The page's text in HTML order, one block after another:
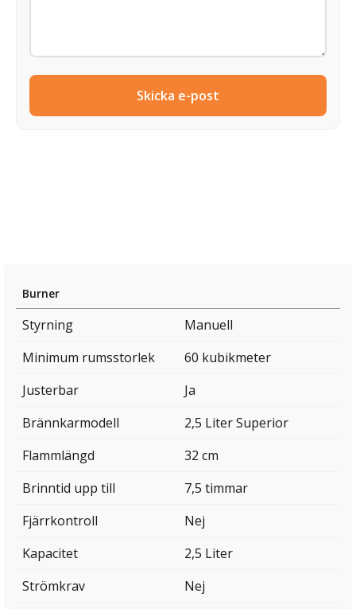
Skicka e-post
Burner
Styrning
Manuell
Minimum rumsstorlek
60 kubikmeter
Justerbar
Ja
Brännkarmodell
2,5 Liter Superior
Flammlängd
32 cm
Brinntid upp till
7,5 timmar
Fjärrkontroll
Nej
Kapacitet
2,5 Liter
Strömkrav
Nej